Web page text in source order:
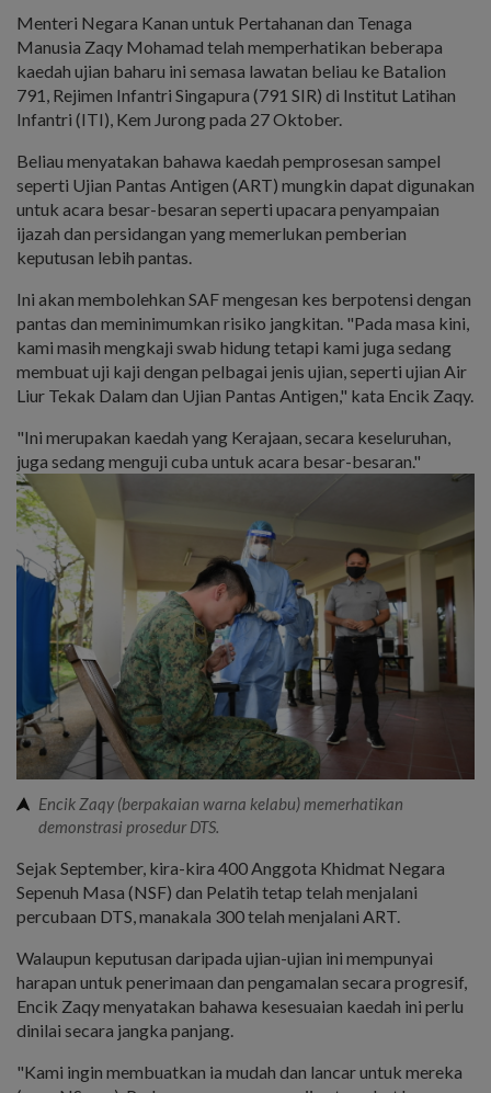
Menteri Negara Kanan untuk Pertahanan dan Tenaga
Manusia Zaqy Mohamad telah memperhatikan beberapa
kaedah ujian baharu ini semasa lawatan beliau ke Batalion
791, Rejimen Infantri Singapura (791 SIR) di Institut Latihan
Infantri (ITI), Kem Jurong pada 27 Oktober.
Beliau menyatakan bahawa kaedah pemprosesan sampel
seperti Ujian Pantas Antigen (ART) mungkin dapat digunakan
untuk acara besar-besaran seperti upacara penyampaian
ijazah dan persidangan yang memerlukan pemberian
keputusan lebih pantas.
Ini akan membolehkan SAF mengesan kes berpotensi dengan
pantas dan meminimumkan risiko jangkitan. "Pada masa kini,
kami masih mengkaji swab hidung tetapi kami juga sedang
membuat uji kaji dengan pelbagai jenis ujian, seperti ujian Air
Liur Tekak Dalam dan Ujian Pantas Antigen," kata Encik Zaqy.
"Ini merupakan kaedah yang Kerajaan, secara keseluruhan,
juga sedang menguji cuba untuk acara besar-besaran."
Encik Zaqy (berpakaian warna kelabu) memerhatikan
demonstrasi prosedur DTS.
Sejak September, kira-kira 400 Anggota Khidmat Negara
Sepenuh Masa (NSF) dan Pelatih tetap telah menjalani
percubaan DTS, manakala 300 telah menjalani ART.
Walaupun keputusan daripada ujian-ujian ini mempunyai
harapan untuk penerimaan dan pengamalan secara progresif,
Encik Zaqy menyatakan bahawa kesesuaian kaedah ini perlu
dinilai secara jangka panjang.
"Kami ingin membuatkan ia mudah dan lancar untuk mereka